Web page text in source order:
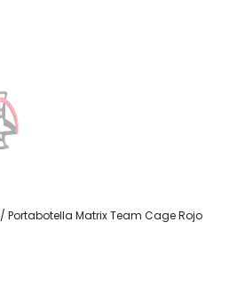
/ Portabotella Matrix Team Cage Rojo